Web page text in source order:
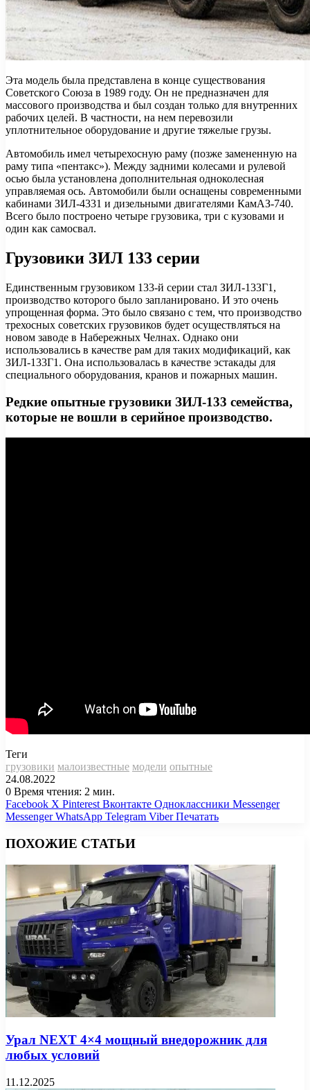
Эта модель была представлена в конце существования
Советского Союза в 1989 году. Он не предназначен для
массового производства и был создан только для внутренних
рабочих целей. В частности, на нем перевозили
уплотнительное оборудование и другие тяжелые грузы.
Автомобиль имел четырехосную раму (позже замененную на
раму типа «пентакс»). Между задними колесами и рулевой
осью была установлена дополнительная одноколесная
управляемая ось. Автомобили были оснащены современными
кабинами ЗИЛ-4331 и дизельными двигателями КамАЗ-740.
Всего было построено четыре грузовика, три с кузовами и
один как самосвал.
Грузовики ЗИЛ 133 серии
Единственным грузовиком 133-й серии стал ЗИЛ-133Г1,
производство которого было запланировано. И это очень
упрощенная форма. Это было связано с тем, что производство
трехосных советских грузовиков будет осуществляться на
новом заводе в Набережных Челнах. Однако они
использовались в качестве рам для таких модификаций, как
ЗИЛ-133Г1. Она использовалась в качестве эстакады для
специального оборудования, кранов и пожарных машин.
Редкие опытные грузовики ЗИЛ-133 семейства,
которые не вошли в серийное производство.
Теги
грузовики малоизвестные модели опытные
24.08.2022
0 Время чтения: 2 мин.
Facebook X Pinterest Вконтакте Одноклассники Messenger
Messenger WhatsApp Telegram Viber Печатать
ПОХОЖИЕ СТАТЬИ
Урал NEXT 4×4 мощный внедорожник для
любых условий
11.12.2025